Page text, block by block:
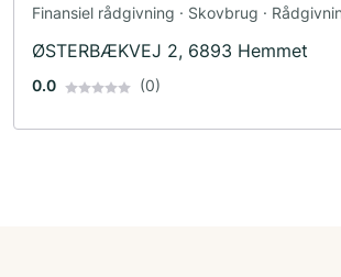
Finansiel rådgivning · Skovbrug ·
ØSTERBÆKVEJ 2, 6893 Hemmet
0.0 (0)